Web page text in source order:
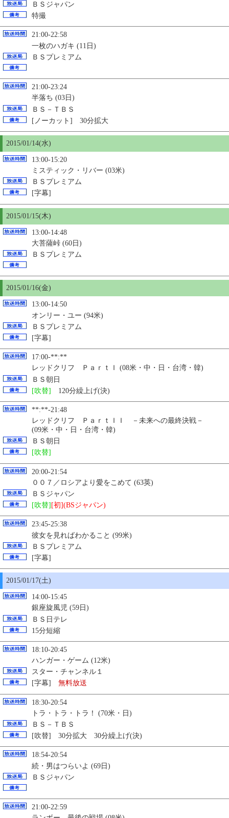
ＢＳジャパン
特撮
21:00-22:58
一枚のハガキ (11日)
ＢＳプレミアム
21:00-23:24
半落ち (03日)
ＢＳ－ＴＢＳ
[ノーカット] 30分拡大
2015/01/14(水)
13:00-15:20
ミスティック・リバー (03米)
ＢＳプレミアム
[字幕]
2015/01/15(木)
13:00-14:48
大菩薩峠 (60日)
ＢＳプレミアム
2015/01/16(金)
13:00-14:50
オンリー・ユー (94米)
ＢＳプレミアム
[字幕]
17:00-**:**
レッドクリフ ＰａｒｔＩ (08米・中・日・台湾・韓)
ＢＳ朝日
[吹替] 120分繰上げ(決)
**:**-21:48
レッドクリフ ＰａｒｔＩＩ －未来への最終決戦－
(09米・中・日・台湾・韓)
ＢＳ朝日
[吹替]
20:00-21:54
００７／ロシアより愛をこめて (63英)
ＢＳジャパン
[吹替] [初](BSジャパン)
23:45-25:38
彼女を見ればわかること (99米)
ＢＳプレミアム
[字幕]
2015/01/17(土)
14:00-15:45
銀座旋風児 (59日)
ＢＳ日テレ
15分短縮
18:10-20:45
ハンガー・ゲーム (12米)
スター・チャンネル１
[字幕] 無料放送
18:30-20:54
トラ・トラ・トラ！ (70米・日)
ＢＳ－ＴＢＳ
[吹替] 30分拡大 30分繰上げ(決)
18:54-20:54
続・男はつらいよ (69日)
ＢＳジャパン
21:00-22:59